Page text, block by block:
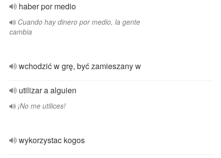
haber por medio
Cuando hay dinero por medio, la gente
cambia
wchodzić w grę, być zamieszany w
utilizar a alguien
¡No me utilices!
wykorzystac kogos